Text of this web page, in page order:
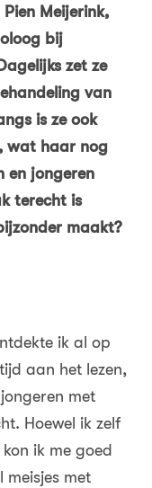
Meijerink,
bij
zet ze
van
is ze ook
wat haar nog
en jongeren
terecht is
maakt?
ik al op
aan het lezen,
met
Hoewel ik zelf
ik me goed
meisjes met